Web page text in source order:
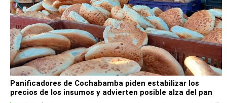
Panificadores de Cochabamba piden estabilizar los
precios de los insumos y advierten posible alza del pan